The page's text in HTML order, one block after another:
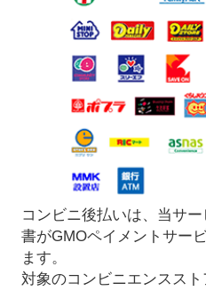
コンビニ後払いは、当サ
書がGMOペイメントサー
ます。
対象のコンビニエンスス